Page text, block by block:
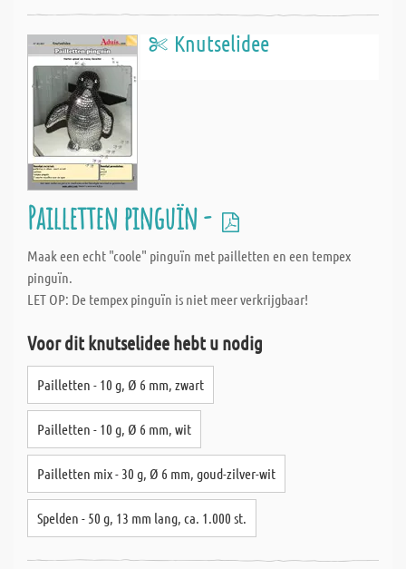
Knutselidee
Pailletten pinguïn -
Maak een echt "coole" pinguïn met pailletten en een tempex
pinguïn.
LET OP: De tempex pinguïn is niet meer verkrijgbaar!
Voor dit knutselidee hebt u nodig
Pailletten - 10 g, Ø 6 mm, zwart
Pailletten - 10 g, Ø 6 mm, wit
Pailletten mix - 30 g, Ø 6 mm, goud-zilver-wit
Spelden - 50 g, 13 mm lang, ca. 1.000 st.